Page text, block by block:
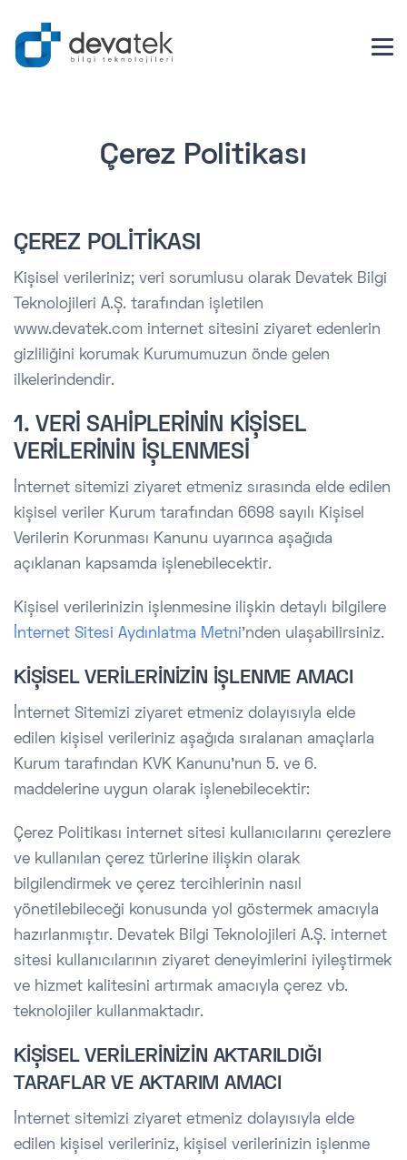
Çerez Politikası
ÇEREZ POLİTİKASI
Kişisel verileriniz; veri sorumlusu olarak Devatek Bilgi
Teknolojileri A.Ş. tarafından işletilen
www.devatek.com internet sitesini ziyaret edenlerin
gizliliğini korumak Kurumumuzun önde gelen
ilkelerindendir.
1. VERİ SAHİPLERİNİN KİŞİSEL
VERİLERİNİN İŞLENMESİ
İnternet sitemizi ziyaret etmeniz sırasında elde edilen
kişisel veriler Kurum tarafından 6698 sayılı Kişisel
Verilerin Korunması Kanunu uyarınca aşağıda
açıklanan kapsamda işlenebilecektir.
Kişisel verilerinizin işlenmesine ilişkin detaylı bilgilere
İnternet Sitesi Aydınlatma Metni’nden ulaşabilirsiniz.
KİŞİSEL VERİLERİNİZİN İŞLENME AMACI
İnternet Sitemizi ziyaret etmeniz dolayısıyla elde
edilen kişisel verileriniz aşağıda sıralanan amaçlarla
Kurum tarafından KVK Kanunu’nun 5. ve 6.
maddelerine uygun olarak işlenebilecektir:
Çerez Politikası internet sitesi kullanıcılarını çerezlere
ve kullanılan çerez türlerine ilişkin olarak
bilgilendirmek ve çerez tercihlerinin nasıl
yönetilebileceği konusunda yol göstermek amacıyla
hazırlanmıştır. Devatek Bilgi Teknolojileri A.Ş. internet
sitesi kullanıcılarının ziyaret deneyimlerini iyileştirmek
ve hizmet kalitesini artırmak amacıyla çerez vb.
teknolojiler kullanmaktadır.
KİŞİSEL VERİLERİNİZİN AKTARILDIĞI
TARAFLAR VE AKTARIM AMACI
İnternet sitemizi ziyaret etmeniz dolayısıyla elde
edilen kişisel verileriniz, kişisel verilerinizin işlenme